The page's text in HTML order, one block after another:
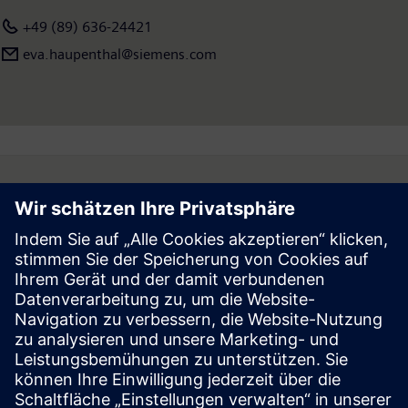
+49 (89) 636-24421
eva.haupenthal@siemens.com
Follow
Press | Company | Siemens
© Siemens 1996 – 2026
Corporate Information